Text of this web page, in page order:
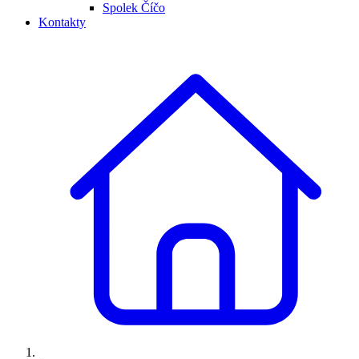
Spolek Číčo
Kontakty